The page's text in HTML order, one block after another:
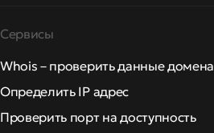
Сервисы
Whois – проверить данные домена
Определить IP адрес
Проверить порт на доступность